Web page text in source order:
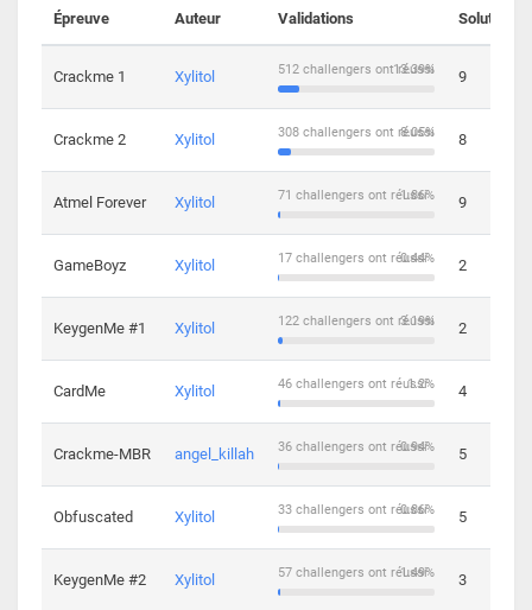
Épreuve Auteur Validations Solutions
Crackme 1 Xylitol 13.39%
512 challengers ont réussi 9
Crackme 2 Xylitol 8.05%
308 challengers ont réussi 8
Atmel Forever Xylitol 1.86%
71 challengers ont réussi 9
GameBoyz Xylitol 0.44%
17 challengers ont réussi 2
KeygenMe #1 Xylitol 3.19%
122 challengers ont réussi 2
CardMe Xylitol 1.2%
46 challengers ont réussi 4
Crackme-MBR angel_killah 0.94%
36 challengers ont réussi 5
Obfuscated Xylitol 0.86%
33 challengers ont réussi 5
KeygenMe #2 Xylitol 1.49%
57 challengers ont réussi 3